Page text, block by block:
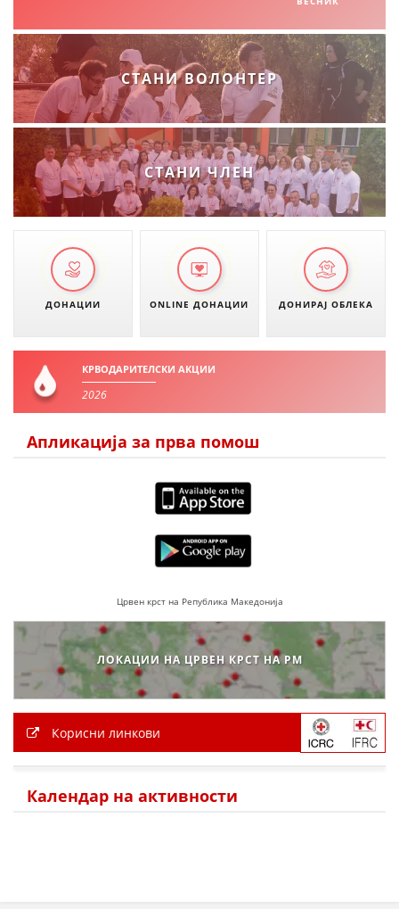
СТАНИ ВОЛОНТЕР
СТАНИ ЧЛЕН
ДОНАЦИИ ONLINE ДОНАЦИИ ДОНИРАЈ ОБЛЕКА
КРВОДАРИТЕЛСКИ АКЦИИ
2026
Апликација за прва помош
Црвен крст на Република Македонија
ЛОКАЦИИ НА ЦРВЕН КРСТ НА РМ
Корисни линкови
Календар на активности